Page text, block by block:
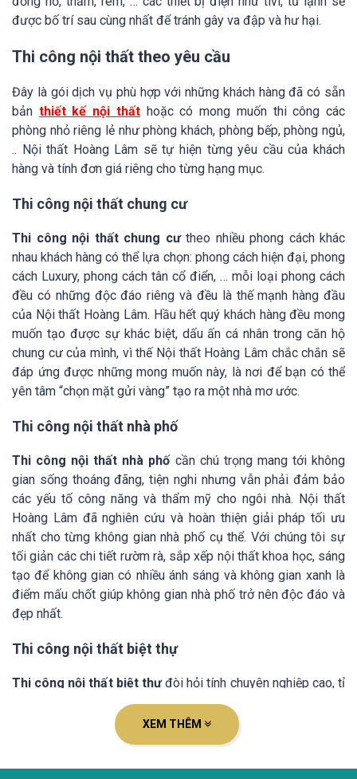
được bố trí sau cùng nhất để tránh gây va đập và hư hại.
Thi công nội thất theo yêu cầu
Đây là gói dịch vụ phù hợp với những khách hàng đã có sẵn
bản thiết kế nội thấthoặc có mong muốn thi công các
phòng nhỏ riêng lẻ như phòng khách, phòng bếp, phòng ngủ,
.. Nội thất Hoàng Lâm sẽ tự hiện từng yêu cầu của khách
hàng và tính đơn giá riêng cho từng hạng mục.
Thi công nội thất chung cư
Thi công nội thất chung cưtheo nhiều phong cách khác
nhau khách hàng có thể lựa chọn: phong cách hiện đại, phong
cách Luxury, phong cách tân cổ điển, … mỗi loại phong cách
đều có những độc đáo riêng và đều là thế mạnh hàng đầu
của Nội thất Hoàng Lâm. Hầu hết quý khách hàng đều mong
muốn tạo được sự khác biệt, dấu ấn cá nhân trong căn hộ
chung cư của mình, vì thế Nội thất Hoàng Lâm chắc chắn sẽ
đáp ứng được những mong muốn này, là nơi để bạn có thể
yên tâm “chọn mặt gửi vàng” tạo ra một nhà mơ ước.
Thi công nội thất nhà phố
Thi công nội thất nhà phốcần chú trọng mang tới không
gian sống thoáng đãng, tiện nghi nhưng vẫn phải đảm bảo
các yếu tố công năng và thẩm mỹ cho ngôi nhà. Nội thất
Hoàng Lâm đã nghiên cứu và hoàn thiện giải pháp tối ưu
nhất cho từng không gian nhà phố cụ thể. Với chúng tôi sự
tối giản các chi tiết rườm rà, sắp xếp nội thất khoa học, sáng
tạo để không gian có nhiều ánh sáng và không gian xanh là
điểm mấu chốt giúp không gian nhà phố trở nên độc đáo và
đẹp nhất.
Thi công nội thất biệt thự
Thi công nội thất biệt thựđòi hỏi tính chuyên nghiệp cao, tỉ
mỉ, tinh xảo trong từng đường nét dù là nhỏ nhất để thoát lên
vẻ đẹp sang trọng, đẳng cấp và vị thế của chủ nhà. Nội thất
Hoàng Lâm đã nhận thi công nội thất cao cấp cho biệt thự
XEM THÊM